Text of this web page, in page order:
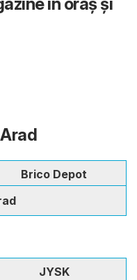
Brico Depot
JYSK